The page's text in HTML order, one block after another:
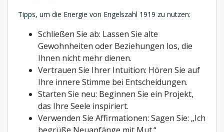
Tipps, um die Energie von Engelszahl 1919 zu nutzen:
Schließen Sie ab: Lassen Sie alte
Gewohnheiten oder Beziehungen los, die
Ihnen nicht mehr dienen.
Vertrauen Sie Ihrer Intuition: Hören Sie auf
Ihre innere Stimme bei Entscheidungen.
Starten Sie neu: Beginnen Sie ein Projekt,
das Ihre Seele inspiriert.
Verwenden Sie Affirmationen: Sagen Sie: „Ich
begrüße Neuanfänge mit Mut.“